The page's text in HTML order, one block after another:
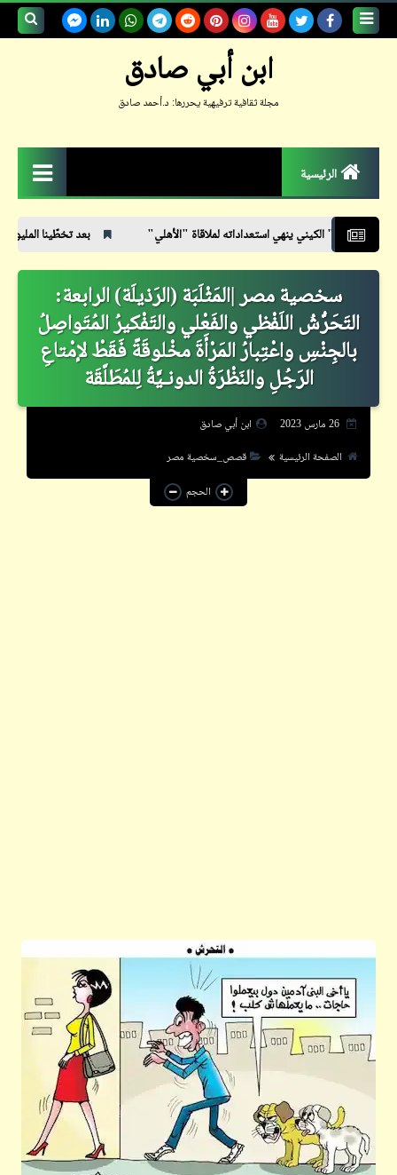
ابن أبي صادق
مجلة ثقافية ترفيهية يحررها: د.أحمد صادق
الرئيسية
حكم
حواديت
حوار
خبر
شعر
ينهي استعداداته لملاقاة "الأهلي" بعد تخطّينا المليون زيارة وصلنا للصفحة
سخصية مصر |المَثْلَبَة (الرَذيلَة) الرابعة:
التَحَرُّشُ اللَفْظي والفَعْلي والتَفْكيرُ المُتَواصِلُ
بالجِنْسِ واعْتِبارُ المَرْأَةَ مخْلوقَةً فَقَطْ لإمْتاعِ
الرَجُلِ والنَظْرَةُ الدونـيَّةُ لِلمُطَلَّقَة
26 مارس 2023
ابن أبي صادق
الصفحة الرئيسية
قصص_سخصية مصر
الحجم